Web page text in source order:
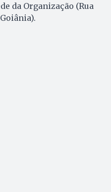
da Organização (Rua